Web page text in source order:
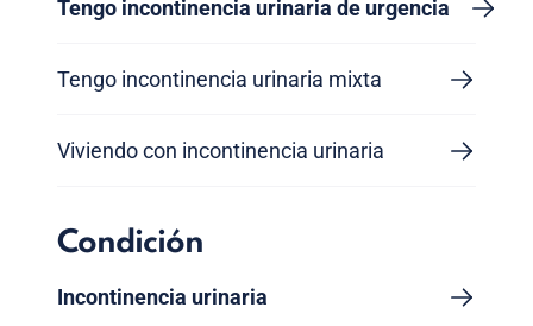
Tengo incontinencia urinaria de urgencia
Tengo incontinencia urinaria mixta
Viviendo con incontinencia urinaria
Condición
Incontinencia urinaria